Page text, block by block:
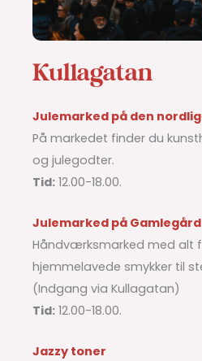
Kullagatan
Julemarked på den
På markedet finder du
og julegodter.
Tid: 12.00-18.00.
Julemarked på Gamlegård
Håndværksmarked med alt
hjemmelavede smykker til
(Indgang via Kullagatan)
Tid: 12.00-18.00.
Jazzy toner